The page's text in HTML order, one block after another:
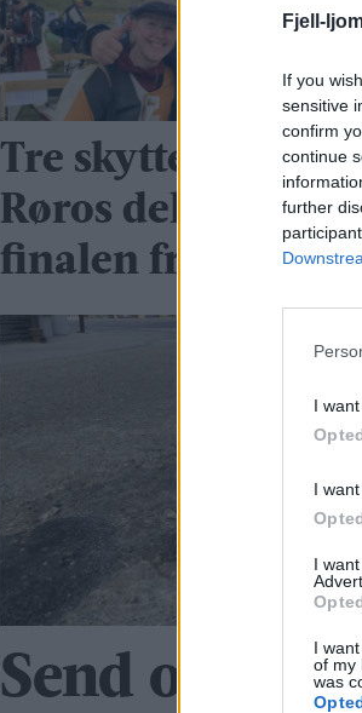
Fjell-
If you
sensitive
confirm
continue
further
I
I
I
I
of my
was
Tre skyttere fra
Røros deltok i
finalen fredag
Send oss